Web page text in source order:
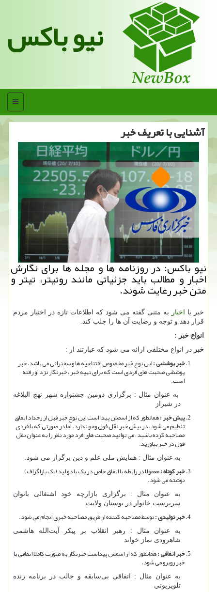
نیو باکس
منو
آشنایی با تعریف خبر
نیو باكس: در روزنامه ها و مجله ها برای نگارش
اخبار و مطالب باید جزئیاتی مانند روتیتر، تیتر و
متن خبر رعایت شوند.
خبر یا اخبار
به متنی گفته می شود که اطلاعات تازه در اختیار مردم
قرار دهد و توجه و رضایت آن ها را جلب کند.
انواع خبر :
خبر در انواع مختلفی ارائه می شود که عبارتند از :
خبر پوششی :این نوع خبر مخصوص افتتاحیه ها و سخنرانی می باشد. خبر
پوششی صحبت های فردی است که برای تهیه خبر ، خبرنگار نزد او رفته
است.
به عنوان مثال : برگزاری دومین جشنواره شهر نهج البلاغه
در شیراز
پیش خبر :همانطور که از اسمش پیدا است این نوع خبر قبل از رخداد اتفاق
تنظیم می شود. در پیش خبر نقل قول وجو ندارد. اما در صورتی که با فردی
مصاحبه کرده باشید ، می توانید صحبت های فرد مورد نظر را به عنوان نقل
قول در خبر بیاورید.
به عنوان مثال : همایش ملی علم و دین برگزار می شود.
خبر کوتاه :معمولا در رابطه با اتفاق خاص در یک یا دو لید (یک پاراگراف)
نوشته می شود.
به عنوان مثال : برگزاری بازارچه خود اشتغالی بانوان
سرپرست خانوار در بوستان ولایت
خبر تولیدی :توسط مصاحبه کننده از طریق مصاحبه خبری انجام می شود.
به عنوان مثال : رهبر انقلاب بر پیکر آیت‌الله هاشمی
شاهرودی نماز خواند
خبر اتفاقی :همانطور که از اسمش پیداست خبرنگار به صورت کاملا اتفاقی با
خبر روبرو می شود.
به عنوان مثال : اتفاقی بی‌سابقه و جالب در برنامه زنده
تلویزیونی